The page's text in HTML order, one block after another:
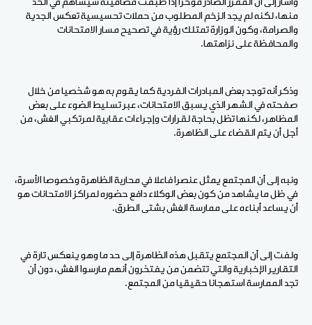
وأشار إلى أن المقرر الصادر مؤخرا إذا طبقت مضامينه سيساهم في الحد
منها، لكنه لم يجد الزخم المطلوب من حملات تحسيسية تعكس الجدية
والصرامة، وكون الوزارة تمتلك رؤية في تصحيح مسار الامتحانات
والمحافظة على نزاهتها.
وذكر أنه توجد بعض المبادرات الفردية كما يقوم به هو شخصيا من خلال
صفحته في الشهر الذي يسبق الامتحانات، عبر تسليط الضوء على بعض
المظاهر، لكنها تظل بحاجة لقرارات وإجراءات عقابية لمرتكبي الغش، من
أجل أن يتم القضاء على الظاهرة.
ونبه إلى أن المجتمع يمثل عنصرا فاعلا في محاربة الظاهرة وخصوصا الأسرة،
في ظل ما يشاهد من كون بعض الوكلاء دافع حضوره لمراكز الامتحانات هو
أن يساعد أبناءه على ممارسة الغش بشتى الطرق.
ولفت إلى أن المجتمع يتقبل هذه الظاهرة إلى حد ما وهو ينعكس تارة في
التقارير الإخبارية والتي تتضمن من يفتخرون أنهم مارسوا الغش، دون أن
تجد الممارسة استهجانا حقيقيا من المجتمع.